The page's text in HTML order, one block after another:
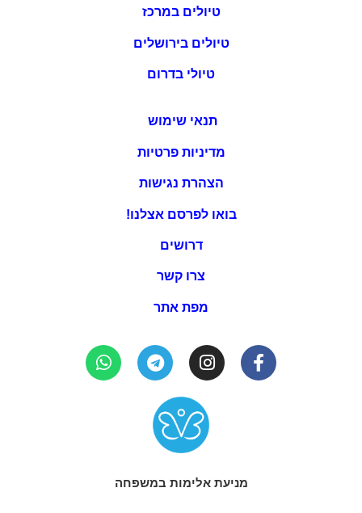
טיולים במרכז
טיולים בירושלים
טיולי בדרום
תנאי שימוש
מדיניות פרטיות
הצהרת נגישות
בואו לפרסם אצלנו!
דרושים
צרו קשר
מפת אתר
מניעת אלימות במשפחה